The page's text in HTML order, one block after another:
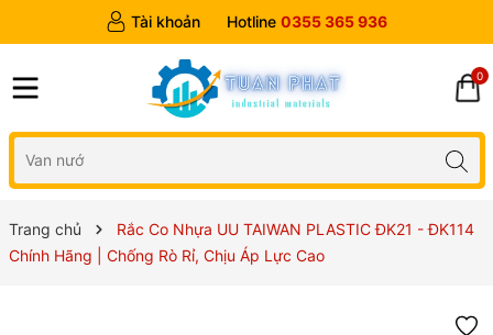
Tài khoản Hotline 0355 365 936
0
Trang chủ
Rắc Co Nhựa UU TAIWAN PLASTIC ĐK21 - ĐK114
Chính Hãng | Chống Rò Rỉ, Chịu Áp Lực Cao